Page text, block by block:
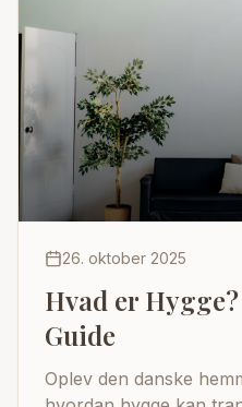
26. oktober 2025
Hvad er
Guide
Oplev den danske